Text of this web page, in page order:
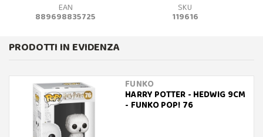
EAN
889698835725
SKU
119616
PRODOTTI IN EVIDENZA
FUNKO
HARRY POTTER - HEDWIG 9CM
- FUNKO POP! 76